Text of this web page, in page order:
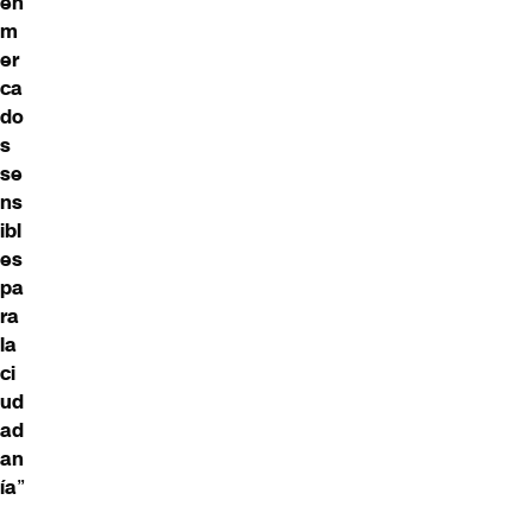
m
er
ca
do
s
se
ns
ibl
es
pa
ra
la
ci
ud
ad
an
ía”